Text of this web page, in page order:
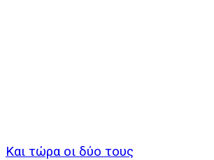
Και τώρα οι δύο τους